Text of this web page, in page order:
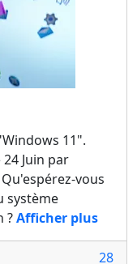
11".
Juin par
vous
système
?Afficher plus
28